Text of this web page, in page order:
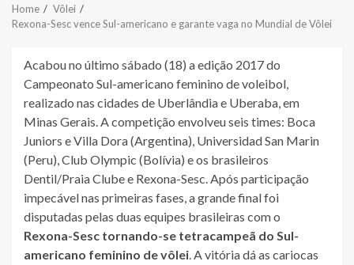
Home
Vôlei
Rexona-Sesc vence Sul-americano e garante vaga no Mundial de Vôlei
Acabou no último sábado (18) a edição 2017 do
Campeonato Sul-americano feminino de voleibol,
realizado nas cidades de Uberlândia e Uberaba, em
Minas Gerais. A competição envolveu seis times: Boca
Juniors e Villa Dora (Argentina), Universidad San Marin
(Peru), Club Olympic (Bolívia) e os brasileiros
Dentil/Praia Clube e Rexona-Sesc. Após participação
impecável nas primeiras fases, a grande final foi
disputadas pelas duas equipes brasileiras com o
Rexona-Sesc tornando-se tetracampeã do Sul-
americano feminino de vôlei. A vitória dá as cariocas